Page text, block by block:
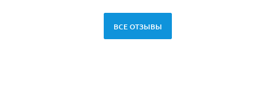
ВСЕ ОТЗЫВЫ